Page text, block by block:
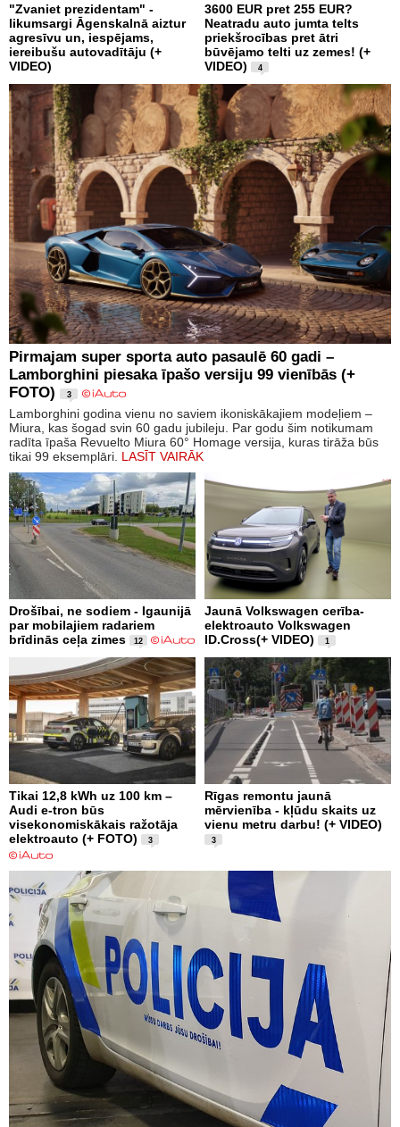
"Zvaniet prezidentam" -
likumsargi Āgenskalnā aiztur
agresīvu un, iespējams,
iereibušu autovadītāju (+
VIDEO)
3600 EUR pret 255 EUR?
Neatradu auto jumta telts
priekšrocības pret ātri
būvējamo telti uz zemes! (+
VIDEO)
4
Pirmajam super sporta auto pasaulē 60 gadi –
Lamborghini piesaka īpašo versiju 99 vienībās (+
FOTO)
3
Lamborghini godina vienu no saviem ikoniskākajiem modeļiem –
Miura, kas šogad svin 60 gadu jubileju. Par godu šim notikumam
radīta īpaša Revuelto Miura 60° Homage versija, kuras tirāža būs
tikai 99 eksemplāri. LASĪT VAIRĀK
Drošībai, ne sodiem - Igaunijā
par mobilajiem radariem
brīdinās ceļa zimes
12
Jaunā Volkswagen cerība-
elektroauto Volkswagen
ID.Cross(+ VIDEO)
1
Tikai 12,8 kWh uz 100 km –
Audi e-tron būs
visekonomiskākais ražotāja
elektroauto (+ FOTO)
3
Rīgas remontu jaunā
mērvienība - kļūdu skaits uz
vienu metru darbu! (+ VIDEO)
3